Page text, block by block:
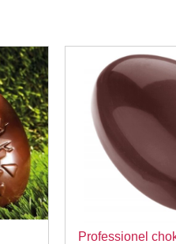
Professionel